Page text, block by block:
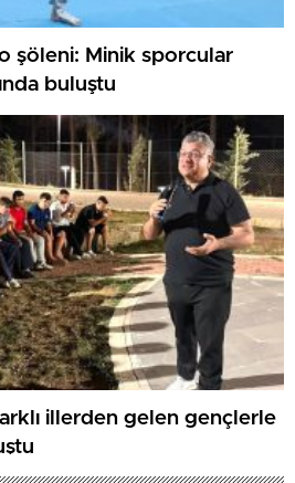
şöleni: Minik sporcular
buluştu
illerden gelen gençlerle